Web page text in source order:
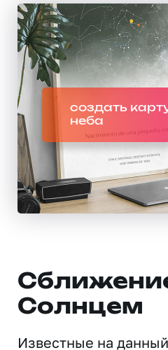
создать
неба
Солнцем
Известные на